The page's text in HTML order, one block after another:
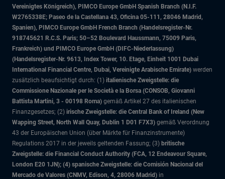
Vereinigtes Königreich), PIMCO Europe GmbH Spanish Branch (N.I.F.
W2765338E; Paseo de la Castellana 43, Oficina 05-111, 28046 Madrid,
Spanien), PIMCO Europe GmbH French Branch (Handelsregister-Nr.
918745621 R.C.S. Paris; 50–52 Boulevard Haussmann, 75009 Paris,
Frankreich) und PIMCO Europe GmbH (DIFC-Niederlassung)
(Handelsregister-Nr. 9613, Index Tower, 10. Etage, Einheit 1001 Dubai
International Financial Centre, Dubai, Vereinigte Arabische Emirate) werden
zusätzlich beaufsichtigt durch: (1) italienische Zweigstelle: die
Commissione Nazionale per le Società e la Borsa (CONSOB, Giovanni
Battista Martini, 3 - 00198 Roma) gemäß Artikel 27 des italienischen
Finanzgesetzes; (2) irische Zweigstelle: die Central Bank of Ireland (New
Wapping Street, North Wall Quay, Dublin 1 D01 F7X3) gemäß Verordnung
43 der Europäischen Union (über Märkte für Finanzinstrumente)
Regulations 2017 in der jeweils geltenden Fassung; (3) britische
Zweigstelle: die Financial Conduct Authority (FCA, 12 Endeavour Square,
London E20 1JN); (4) spanische Zweigstelle: die Comisión Nacional del
Mercado de Valores (CNMV, Edison, 4, 28006 Madrid) in